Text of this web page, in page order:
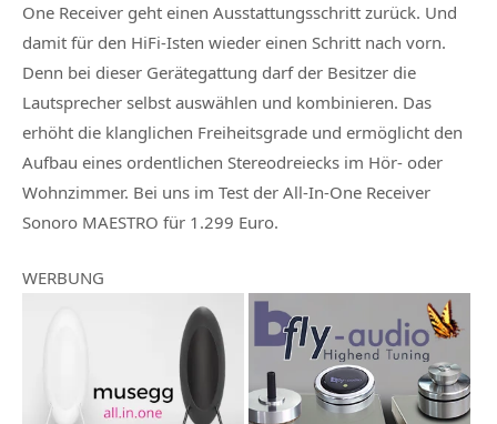
One Receiver geht einen Ausstattungsschritt zurück. Und
damit für den HiFi-Isten wieder einen Schritt nach vorn.
Denn bei dieser Gerätegattung darf der Besitzer die
Lautsprecher selbst auswählen und kombinieren. Das
erhöht die klanglichen Freiheitsgrade und ermöglicht den
Aufbau eines ordentlichen Stereodreiecks im Hör- oder
Wohnzimmer. Bei uns im Test der All-In-One Receiver
Sonoro MAESTRO für 1.299 Euro.
WERBUNG